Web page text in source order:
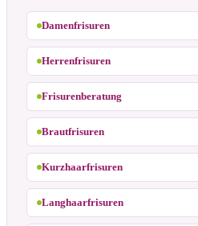
Damenfrisuren
Herrenfrisuren
Frisurenberatung
Brautfrisuren
Kurzhaarfrisuren
Langhaarfrisuren